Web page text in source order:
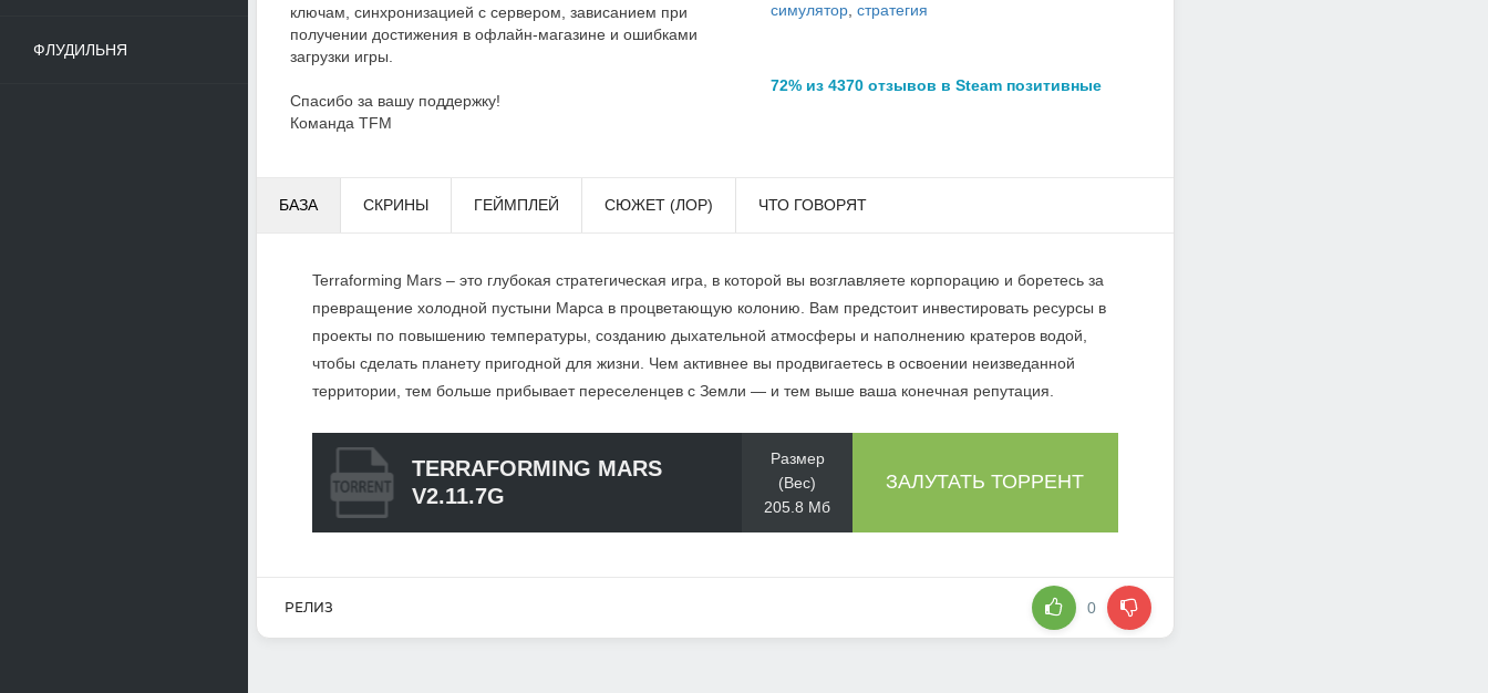
ФЛУДИЛЬНЯ
ключам, синхронизацией с сервером, зависанием при
получении достижения в офлайн-магазине и ошибками
загрузки игры.
Спасибо за вашу поддержку!
Команда TFM
симулятор, стратегия
72% из 4370 отзывов в Steam позитивные
БАЗА СКРИНЫ ГЕЙМПЛЕЙ СЮЖЕТ (ЛОР) ЧТО ГОВОРЯТ
Terraforming Mars – это глубокая стратегическая игра, в которой вы возглавляете корпорацию и боретесь за
превращение холодной пустыни Марса в процветающую колонию. Вам предстоит инвестировать ресурсы в
проекты по повышению температуры, созданию дыхательной атмосферы и наполнению кратеров водой,
чтобы сделать планету пригодной для жизни. Чем активнее вы продвигаетесь в освоении неизведанной
территории, тем больше прибывает переселенцев с Земли — и тем выше ваша конечная репутация.
TERRAFORMING MARS
V2.11.7G
Размер
(Вес)
205.8 Мб
ЗАЛУТАТЬ ТОРРЕНТ
РЕЛИЗ 0